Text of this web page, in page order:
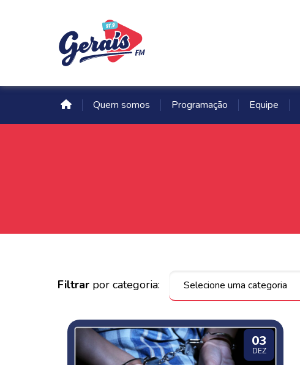
Quem somos Programação Equipe
Filtrar por categoria:
03
DEZ